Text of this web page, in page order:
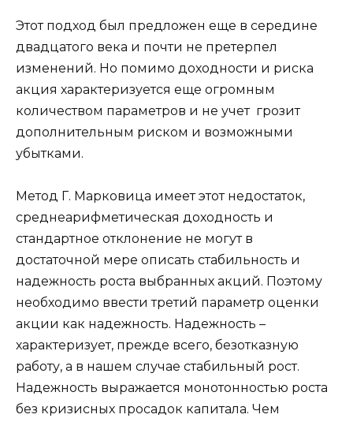
Этот подход был предложен еще в середине
двадцатого века и почти не претерпел
изменений. Но помимо доходности и риска
акция характеризуется еще огромным
количеством параметров и не учет грозит
дополнительным риском и возможными
убытками.
Метод Г. Марковица имеет этот недостаток,
среднеарифметическая доходность и
стандартное отклонение не могут в
достаточной мере описать стабильность и
надежность роста выбранных акций. Поэтому
необходимо ввести третий параметр оценки
акции как надежность. Надежность –
характеризует, прежде всего, безотказную
работу, а в нашем случае стабильный рост.
Надежность выражается монотонностью роста
без кризисных просадок капитала. Чем